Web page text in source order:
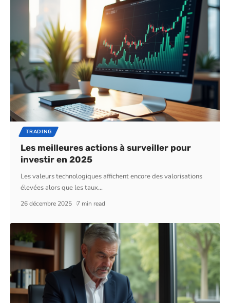
TRADING
Les meilleures actions à surveiller pour
investir en 2025
Les valeurs technologiques affichent encore des valorisations
élevées alors que les taux…
26 décembre 2025 7 min read